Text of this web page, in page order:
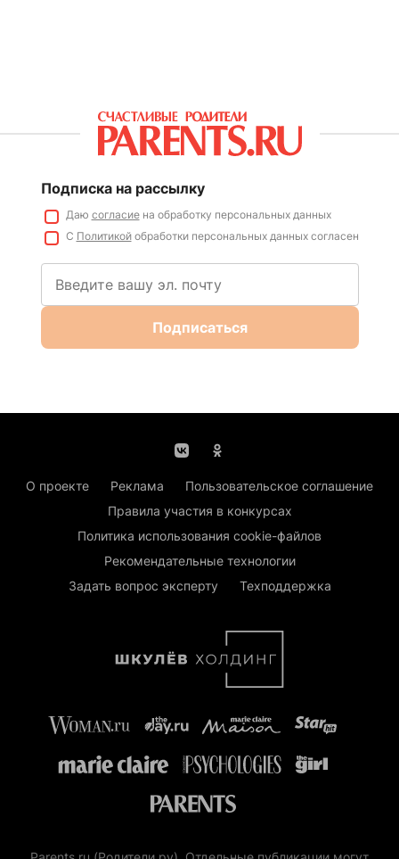
Подписка на рассылку
Даю согласиена обработку персональных данных
С Политикойобработки персональных данных согласен
Подписаться
О проекте Реклама
Пользовательское соглашение
Правила участия в конкурсах
Политика использования cookie-файлов
Рекомендательные технологии
Задать вопрос эксперту
Техподдержка